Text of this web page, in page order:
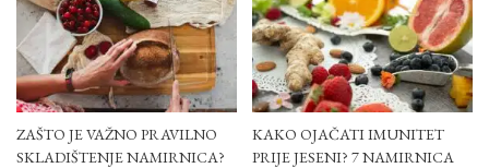
ZAŠTO JE VAŽNO PRAVILNO
SKLADIŠTENJE NAMIRNICA?
KAKO OJAČATI IMUNITET
PRIJE JESENI? 7 NAMIRNICA